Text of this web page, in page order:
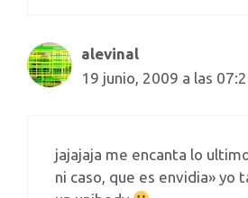
alevinal
19 junio, 2009 a las
jajajaja me encanta lo
ni caso, que es envidia» yo